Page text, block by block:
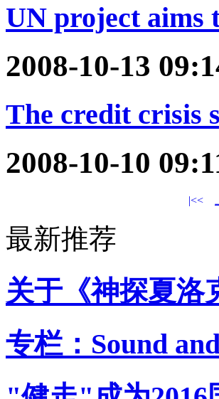
UN project aims
2008-10-13
The credit crisis
2008-10-10
|<<
最新推荐
关于《神探夏洛
专栏：Sound